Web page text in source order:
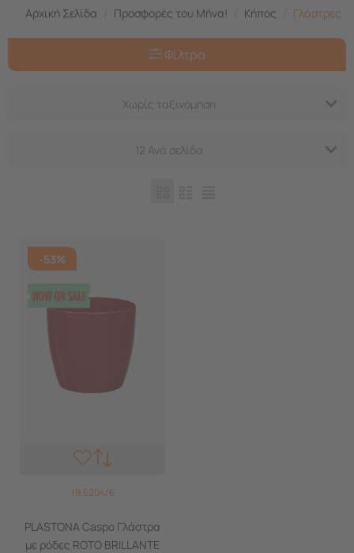
Αρχική Σελίδα Προσφορές του Μήνα! Κήπος Γλάστρες
Φίλτρα
Χωρίς ταξινόμηση
12 Ανά σελίδα
-53%
19.6204/6
PLASTONA Caspo Γλάστρα
με ρόδες ROTO BRILLANTE